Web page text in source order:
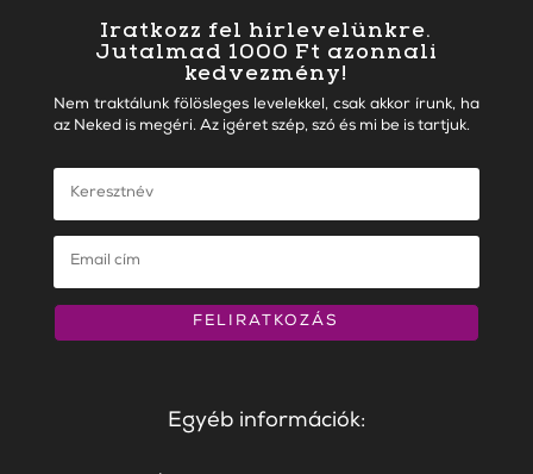
Iratkozz fel hírlevelünkre.
Jutalmad 1000 Ft azonnali
kedvezmény!
Nem traktálunk fölösleges levelekkel, csak akkor írunk, ha
az Neked is megéri. Az igéret szép, szó és mi be is tartjuk.
FELIRATKOZÁS
Egyéb információk: